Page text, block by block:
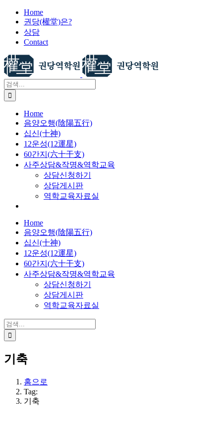
건
너
뛰
기
Home
권당(權堂)은?
상담
Contact
검
색:
Home
음양오행(陰陽五行)
십신(十神)
12운성(12運星)
60간지(六十干支)
사주상담&작명&역학교육
상담신청하기
상담게시판
역학교육자료실
Home
음양오행(陰陽五行)
십신(十神)
12운성(12運星)
60간지(六十干支)
사주상담&작명&역학교육
상담신청하기
상담게시판
역학교육자료실
검
색:
기축
홈으로
Tag:
기축